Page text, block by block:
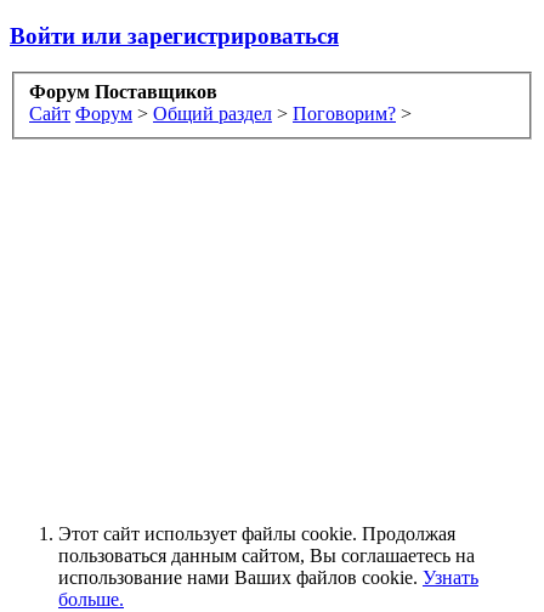
Войти или зарегистрироваться
Форум Поставщиков
Сайт Форум > Общий раздел > Поговорим? >
Этот сайт использует файлы cookie. Продолжая
пользоваться данным сайтом, Вы соглашаетесь на
использование нами Ваших файлов cookie. Узнать
больше.